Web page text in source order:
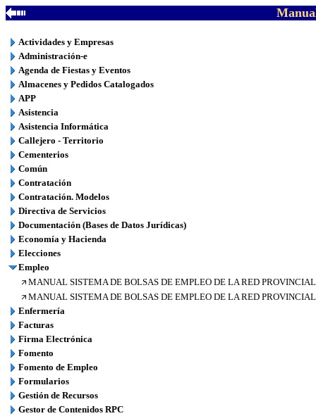
Actividades y Empresas
Administración-e
Agenda de Fiestas y Eventos
Almacenes y Pedidos Catalogados
APP
Asistencia
Asistencia Informática
Callejero - Territorio
Cementerios
Común
Contratación
Contratación. Modelos
Directiva de Servicios
Documentación (Bases de Datos Jurídicas)
Economía y Hacienda
Elecciones
Empleo
MANUAL SISTEMA DE BOLSAS DE EMPLEO DE LA RED
MANUAL SISTEMA DE BOLSAS DE EMPLEO DE LA RED
Enfermería
Facturas
Firma Electrónica
Fomento
Fomento de Empleo
Formularios
Gestión de Recursos
Gestor de Contenidos RPC